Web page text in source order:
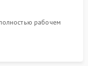
рабочем